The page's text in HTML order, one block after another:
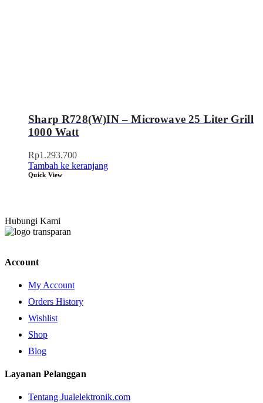
Sharp R728(W)IN – Microwave 25 Liter Grill
1000 Watt
Rp1.293.700
Tambah ke keranjang
Quick View
Hubungi Kami
Account
My Account
Orders History
Wishlist
Shop
Blog
Layanan Pelanggan
Tentang Jualelektronik.com